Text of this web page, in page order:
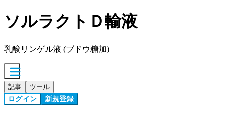
ソルラクトＤ輸液
乳酸リンゲル液 (ブドウ糖加)
記事 ツール
ログイン 新規登録